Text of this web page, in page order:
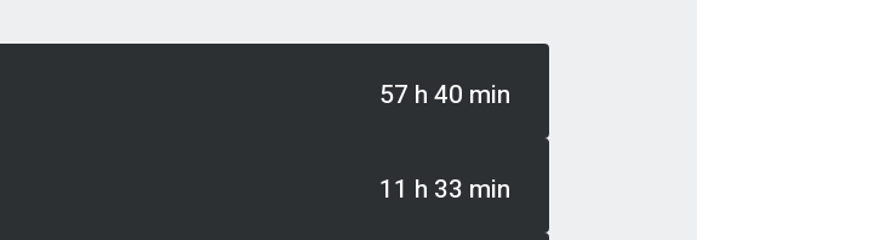
57 h 40 min
11 h 33 min